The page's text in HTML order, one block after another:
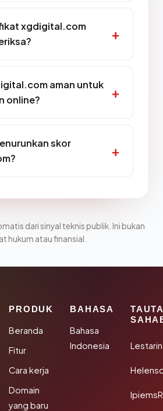
xgdigital.com
aman untuk
online?
skor
dari sinyal teknis publik. Ini bukan
hukum atau finansial.
PRODUK
Beranda
Fitur
Cara kerja
Domain
yang baru
BAHASA
Bahasa
Indonesia